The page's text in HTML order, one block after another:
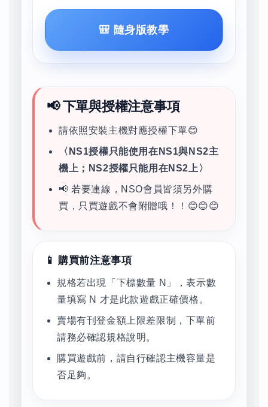
🎒 隨身版教學
📢 下單與授權注意事項
請依照安裝主機對應授權下單😊
〈NS1授權只能使用在NS1與NS2主
機上；NS2授權只能用在NS2上〉
📢 若要連線，NSO會員皆須另外購
買，只買遊戲不會附贈哦！！😊😊😊
📱 購買前注意事項
規格若出現「下標數量 N」，表示數
量填寫 N 才是此款遊戲正確價格。
賣場有刊登金額上限差限制，下單前
請務必確認規格說明。
購買遊戲前，請自行確認主機容量是
否足夠。